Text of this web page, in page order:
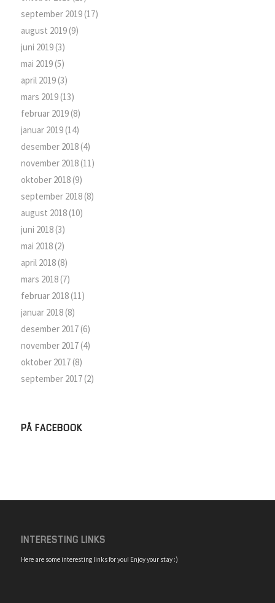
september 2019(17)
august 2019(9)
juni 2019(3)
mai 2019(5)
april 2019(3)
mars 2019(13)
februar 2019(8)
januar 2019(14)
desember 2018(4)
november 2018(11)
oktober 2018(9)
september 2018(8)
august 2018(10)
juni 2018(3)
mai 2018(2)
april 2018(8)
mars 2018(7)
februar 2018(11)
januar 2018(8)
desember 2017(6)
november 2017(4)
oktober 2017(8)
september 2017(2)
PÅ FACEBOOK
INTERESTING LINKS
Here are some interesting links for you! Enjoy your stay :)